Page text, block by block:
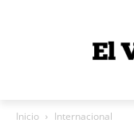
Inicio Internacional